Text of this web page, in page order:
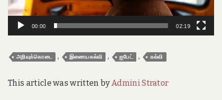
e
o
f
T
i
N
a
00:00 02:19
அறிவுக்கொடை , இணையகல்வி , ஐபேட் , கல்வி
This article was written byAdmini Strator